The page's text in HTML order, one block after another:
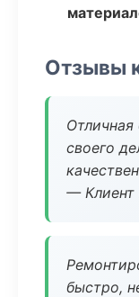
Отзывы
своего
— Клиент
быстро,